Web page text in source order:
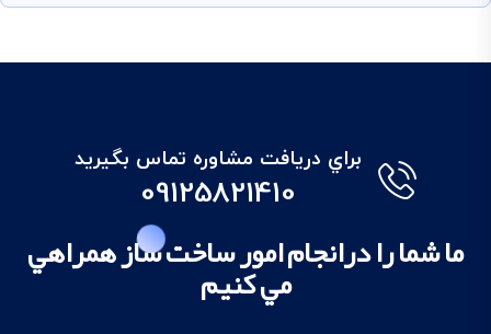
براي دريافت مشاوره تماس بگيريد
09125821410
ما شما را درانجام امور ساخت ساز همراهي
مي کنيم